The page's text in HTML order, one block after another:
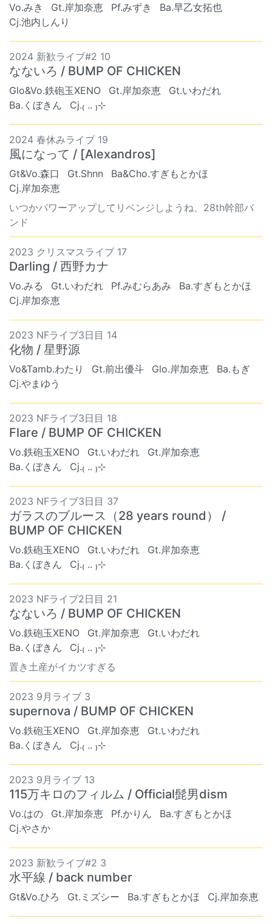
Vo.みき Gt.岸加奈恵 Pf.みずき
Ba.早乙女拓也
Cj.池内しんり
2024 新歓ライブ#2 10
なないろ / BUMP OF CHICKEN
Glo&Vo.鉄砲玉XENO Gt.岸加奈恵
Gt.いわだれ
Ba.くぼきん
Cj.₍ .. ₎⊹
2024 春休みライブ 19
風になって / [Alexandros]
Gt&Vo.森口 Gt.Shnn
Ba&Cho.すぎもとかほ
Cj.岸加奈恵
いつかパワーアップしてリベンジしようね、28th幹部バ
ンド
2023 クリスマスライブ 17
Darling / 西野カナ
Vo.みる Gt.いわだれ Pf.みむらあみ
Ba.すぎもとかほ
Cj.岸加奈恵
2023 NFライブ3日目 14
化物 / 星野源
Vo&Tamb.わたり Gt.前出優斗 Glo.岸加奈恵
Ba.もぎ
Cj.やまゆう
2023 NFライブ3日目 18
Flare / BUMP OF CHICKEN
Vo.鉄砲玉XENO Gt.いわだれ
Gt.岸加奈恵
Ba.くぼきん
Cj.₍ .. ₎⊹
2023 NFライブ3日目 37
ガラスのブルース（28 years round） /
BUMP OF CHICKEN
Vo.鉄砲玉XENO Gt.いわだれ
Gt.岸加奈恵
Ba.くぼきん
Cj.₍ .. ₎⊹
2023 NFライブ2日目 21
なないろ / BUMP OF CHICKEN
Vo.鉄砲玉XENO Gt.岸加奈恵
Gt.いわだれ
Ba.くぼきん
Cj.₍ .. ₎⊹
置き土産がイカツすぎる
2023 9月ライブ 3
supernova / BUMP OF CHICKEN
Vo.鉄砲玉XENO Gt.岸加奈恵
Gt.いわだれ
Ba.くぼきん
Cj.₍ .. ₎⊹
2023 9月ライブ 13
115万キロのフィルム / Official髭男dism
Vo.はの Gt.岸加奈恵 Pf.かりん
Ba.すぎもとかほ
Cj.やさか
2023 新歓ライブ#2 3
水平線 / back number
Gt&Vo.ひろ Gt.ミズシー Ba.すぎもとかほ Cj.岸加奈恵